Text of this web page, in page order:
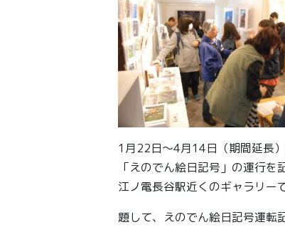
1月22日～4月14日（期間延長
「えのでん絵日記号」の運行を
江ノ電長谷駅近くのギャラリー
題して、えのでん絵日記号運転